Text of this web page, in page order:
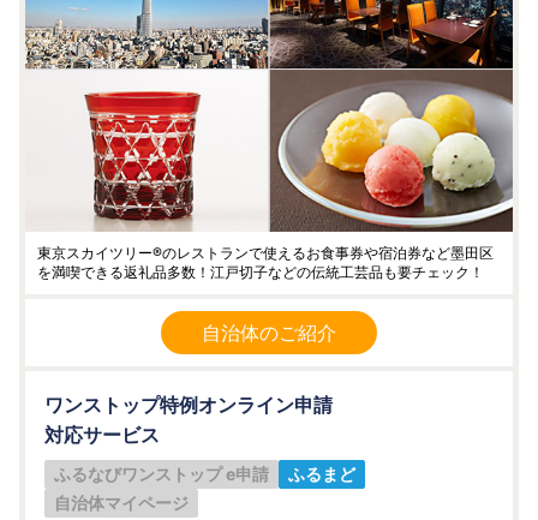
東京スカイツリー®のレストランで使えるお食事券や宿泊券など墨田区
を満喫できる返礼品多数！江戸切子などの伝統工芸品も要チェック！
自治体のご紹介
ワンストップ特例オンライン申請
対応サービス
ふるなびワンストップ e申請
ふるまど
自治体マイページ